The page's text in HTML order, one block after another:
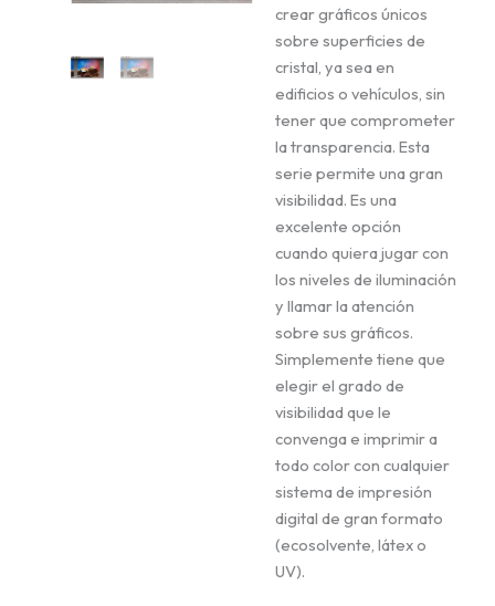
crear gráficos únicos
sobre superficies de
cristal, ya sea en
edificios o vehículos, sin
tener que comprometer
la transparencia. Esta
serie permite una gran
visibilidad. Es una
excelente opción
cuando quiera jugar con
los niveles de iluminación
y llamar la atención
sobre sus gráficos.
Simplemente tiene que
elegir el grado de
visibilidad que le
convenga e imprimir a
todo color con cualquier
sistema de impresión
digital de gran formato
(ecosolvente, látex o
UV).